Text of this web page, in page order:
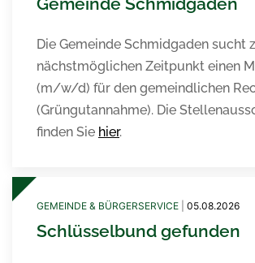
Die Gemeinde Schmidgaden sucht
nächstmöglichen Zeitpunkt einen
(m/w/d) für den gemeindlichen
(Grüngutannahme). Die
finden Sie hier.
GEMEINDE & BÜRGERSERVICE 05.08.2026
Schlüsselbund gefunden